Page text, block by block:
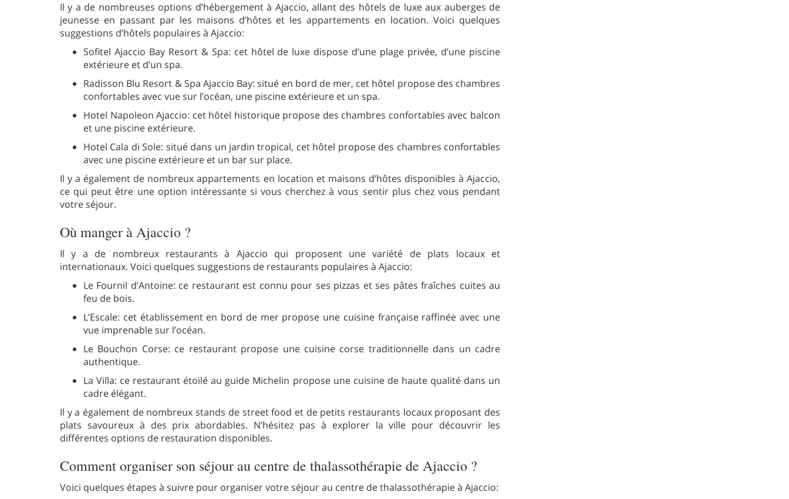
Il y a de nombreuses options d’hébergement à Ajaccio, allant des hôtels de luxe aux auberges de
jeunesse en passant par les maisons d’hôtes et les appartements en location. Voici quelques
suggestions d’hôtels populaires à Ajaccio:
Sofitel Ajaccio Bay Resort & Spa: cet hôtel de luxe dispose d’une plage privée, d’une piscine
extérieure et d’un spa.
Radisson Blu Resort & Spa Ajaccio Bay: situé en bord de mer, cet hôtel propose des chambres
confortables avec vue sur l’océan, une piscine extérieure et un spa.
Hotel Napoleon Ajaccio: cet hôtel historique propose des chambres confortables avec balcon
et une piscine extérieure.
Hotel Cala di Sole: situé dans un jardin tropical, cet hôtel propose des chambres confortables
avec une piscine extérieure et un bar sur place.
Il y a également de nombreux appartements en location et maisons d’hôtes disponibles à Ajaccio,
ce qui peut être une option intéressante si vous cherchez à vous sentir plus chez vous pendant
votre séjour.
Où manger à Ajaccio ?
Il y a de nombreux restaurants à Ajaccio qui proposent une variété de plats locaux et
internationaux. Voici quelques suggestions de restaurants populaires à Ajaccio:
Le Fournil d’Antoine: ce restaurant est connu pour ses pizzas et ses pâtes fraîches cuites au
feu de bois.
L’Escale: cet établissement en bord de mer propose une cuisine française raffinée avec une
vue imprenable sur l’océan.
Le Bouchon Corse: ce restaurant propose une cuisine corse traditionnelle dans un cadre
authentique.
La Villa: ce restaurant étoilé au guide Michelin propose une cuisine de haute qualité dans un
cadre élégant.
Il y a également de nombreux stands de street food et de petits restaurants locaux proposant des
plats savoureux à des prix abordables. N’hésitez pas à explorer la ville pour découvrir les
différentes options de restauration disponibles.
Comment organiser son séjour au centre de thalassothérapie de Ajaccio ?
Voici quelques étapes à suivre pour organiser votre séjour au centre de thalassothérapie à Ajaccio: